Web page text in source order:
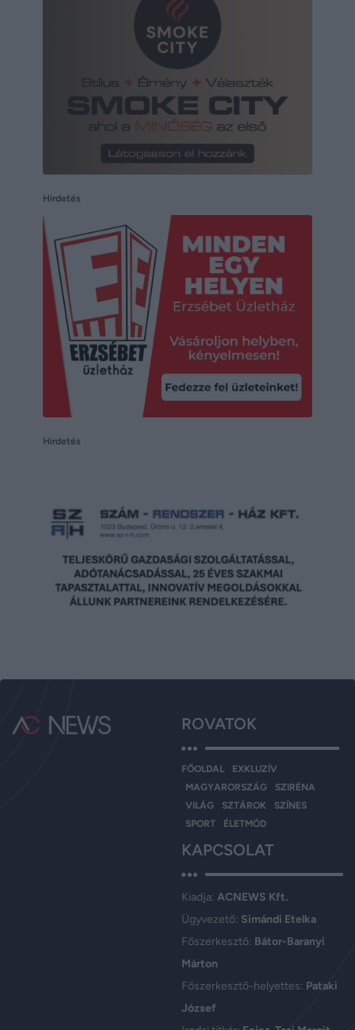
Hirdetés
Hirdetés
ROVATOK
FŐOLDAL
EXKLUZÍV
MAGYARORSZÁG
SZIRÉNA
VILÁG
SZTÁROK
SZÍNES
SPORT
ÉLETMÓD
KAPCSOLAT
Kiadja: ACNEWS Kft.
Ügyvezető: Simándi Etelka
Főszerkesztő: Bátor-Baranyi
Márton
Főszerkesztő-helyettes: Pataki
József